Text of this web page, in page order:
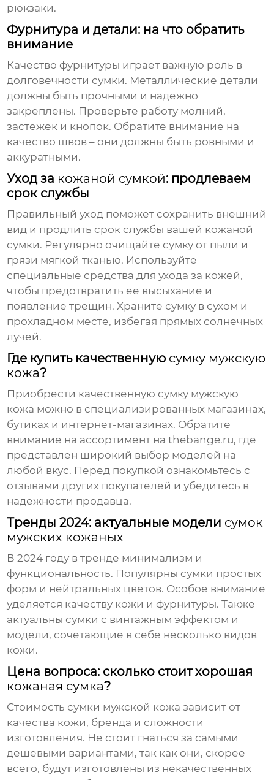
рюкзаки.
Фурнитура и детали: на что обратить
внимание
Качество фурнитуры играет важную роль в
долговечности сумки. Металлические детали
должны быть прочными и надежно
закреплены. Проверьте работу молний,
застежек и кнопок. Обратите внимание на
качество швов – они должны быть ровными и
аккуратными.
Уход за кожаной сумкой: продлеваем
срок службы
Правильный уход поможет сохранить внешний
вид и продлить срок службы вашей кожаной
сумки. Регулярно очищайте сумку от пыли и
грязи мягкой тканью. Используйте
специальные средства для ухода за кожей,
чтобы предотвратить ее высыхание и
появление трещин. Храните сумку в сухом и
прохладном месте, избегая прямых солнечных
лучей.
Где купить качественную сумку мужскую
кожа?
Приобрести качественную сумку мужскую
кожа можно в специализированных магазинах,
бутиках и интернет-магазинах. Обратите
внимание на ассортимент на thebange.ru, где
представлен широкий выбор моделей на
любой вкус. Перед покупкой ознакомьтесь с
отзывами других покупателей и убедитесь в
надежности продавца.
Тренды 2024: актуальные модели сумок
мужских кожаных
В 2024 году в тренде минимализм и
функциональность. Популярны сумки простых
форм и нейтральных цветов. Особое внимание
уделяется качеству кожи и фурнитуры. Также
актуальны сумки с винтажным эффектом и
модели, сочетающие в себе несколько видов
кожи.
Цена вопроса: сколько стоит хорошая
кожаная сумка?
Стоимость сумки мужской кожа зависит от
качества кожи, бренда и сложности
изготовления. Не стоит гнаться за самыми
дешевыми вариантами, так как они, скорее
всего, будут изготовлены из некачественных